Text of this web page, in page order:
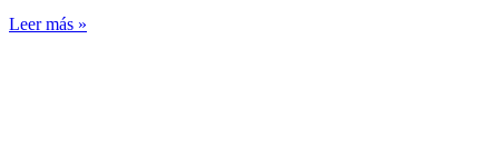
Leer más »